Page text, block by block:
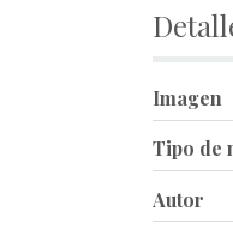
Imagen
Tipo de
Autor